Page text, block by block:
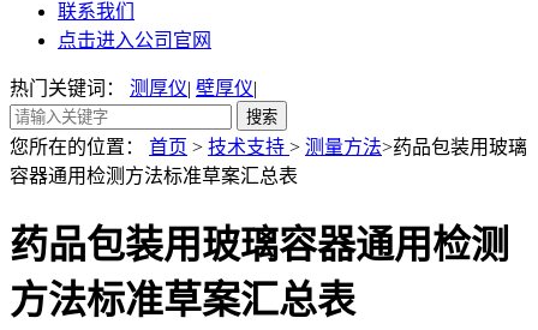
联系我们
点击进入公司官网
热门关键词： 测厚仪| 壁厚仪|
您所在的位置： 首页 > 技术支持 > 测量方法>药品包装用玻璃
容器通用检测方法标准草案汇总表
药品包装用玻璃容器通用检测
方法标准草案汇总表